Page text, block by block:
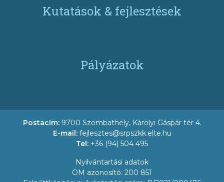
Kutatások & fejlesztések
Pályázatok
Postacím: 9700 Szombathely, Károlyi Gáspár tér 4.
E-mail: fejlesztes@srpszkk.elte.hu
Tel: +36 (94) 504 495
Nyilvántartási adatok
OM azonosító: 200 851